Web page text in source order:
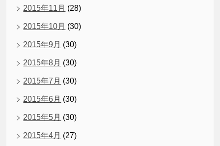
2015年11月 (28)
2015年10月 (30)
2015年9月 (30)
2015年8月 (30)
2015年7月 (30)
2015年6月 (30)
2015年5月 (30)
2015年4月 (27)